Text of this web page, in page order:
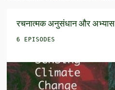
रचनात्मक अनुसंधान और अभ्यास
6 EPISODES